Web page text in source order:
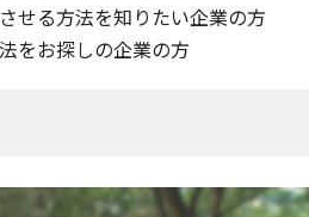
せる方法を知りたい企業の方
をお探しの企業の方